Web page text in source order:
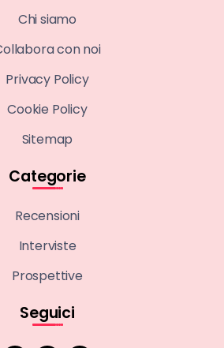
Chi siamo
con noi
Privacy Policy
Cookie Policy
Sitemap
Categorie
Recensioni
Interviste
Prospettive
Seguici